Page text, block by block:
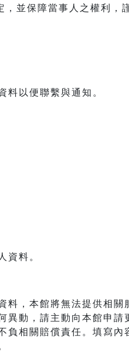
並保障當事人之權利，
料以便聯繫與通知。
資料。
，本館將無法提供相關
動，請主動向本館申請
相關賠償責任。填寫內